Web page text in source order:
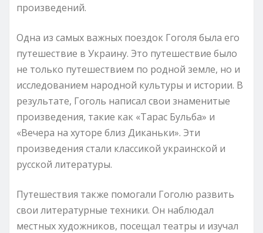
произведений.
Одна из самых важных поездок Гоголя была его
путешествие в Украину. Это путешествие было
не только путешествием по родной земле, но и
исследованием народной культуры и истории. В
результате, Гоголь написал свои знаменитые
произведения, такие как «Тарас Бульба» и
«Вечера на хуторе близ Диканьки». Эти
произведения стали классикой украинской и
русской литературы.
Путешествия также помогали Гоголю развить
свои литературные техники. Он наблюдал
местных художников, посещал театры и изучал